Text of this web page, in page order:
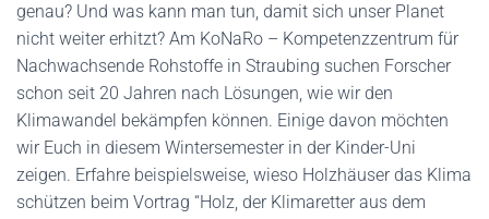
genau? Und was kann man tun, damit sich unser Planet
nicht weiter erhitzt? Am KoNaRo – Kompetenzzentrum für
Nachwachsende Rohstoffe in Straubing suchen Forscher
schon seit 20 Jahren nach Lösungen, wie wir den
Klimawandel bekämpfen können. Einige davon möchten
wir Euch in diesem Wintersemester in der Kinder-Uni
zeigen. Erfahre beispielsweise, wieso Holzhäuser das Klima
schützen beim Vortrag “Holz, der Klimaretter aus dem